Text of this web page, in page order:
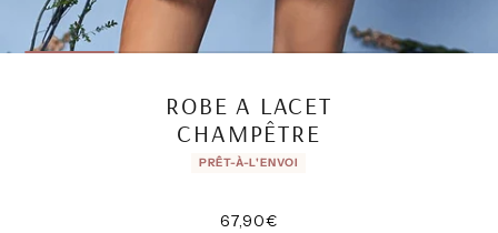
ROBE A LACET
CHAMPÊTRE
PRÊT-À-L'ENVOI
67,90€